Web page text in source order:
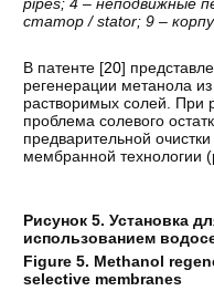
статор/ stator; 9 –
В патенте [20]
регенерации метанола
растворимых солей. При
проблема солевого
предварительной
мембранной технологии
Рисунок 5. Установка
использованием
Figure 5. Methanol
selective membranes